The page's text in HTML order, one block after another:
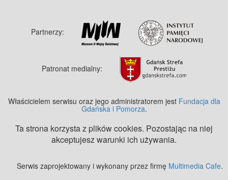
Partnerzy:
Patronat medialny:
Właścicielem serwisu oraz jego administratorem jest Fundacja dla
Gdańska i Pomorza.
Ta strona korzysta z plików cookies. Pozostając na niej
akceptujesz warunki ich używania.
Serwis zaprojektowany i wykonany przez firmę Multimedia Cafe.